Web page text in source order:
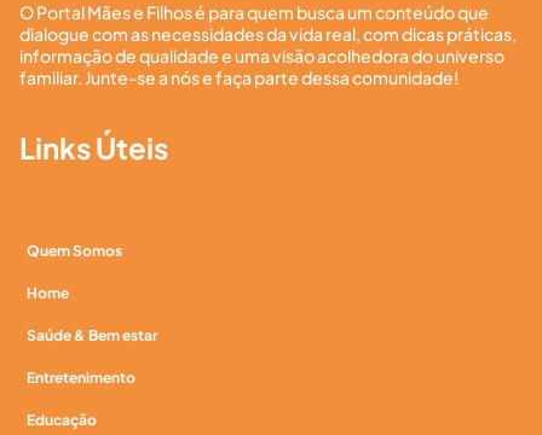
O Portal Mães e Filhos é para quem busca um conteúdo que
dialogue com as necessidades da vida real, com dicas práticas,
informação de qualidade e uma visão acolhedora do universo
familiar. Junte-se a nós e faça parte dessa comunidade!
Links Úteis
Quem Somos
Home
Saúde & Bem estar
Entretenimento
Educação